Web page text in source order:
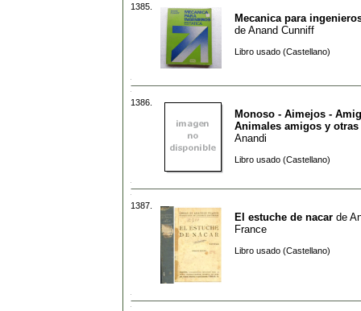
1385.
Mecanica para
de Anand Cunniff
Libro usado (Castellano)
1386.
Monoso - Aimejos -
Animales amigos y otras
Anandi
Libro usado (Castellano)
1387.
El estuche de nacar de
France
Libro usado (Castellano)